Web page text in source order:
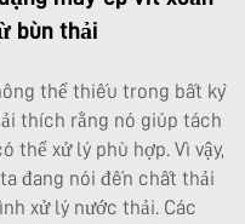
bùn thải
thể thiếu trong bất kỳ
thích rằng nó giúp tách
thể xử lý phù hợp. Vì vậy,
đang nói đến chất thải
xử lý nước thải. Các